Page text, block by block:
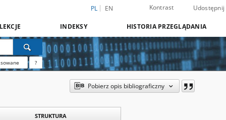
PL EN Kontrast Udostępnij
INDEKSY HISTORIA PRZEGLĄDANIA
?
Pobierz opis bibliograficzny
STRUKTURA